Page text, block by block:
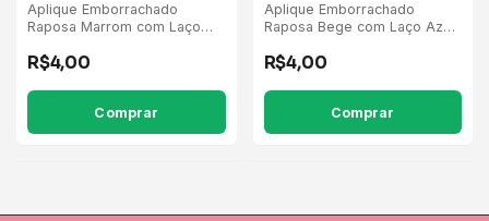
Aplique Emborrachado
Raposa Marrom com Laço
Unidades
R$4,00
Aplique Emborrachado
Raposa Bege com Laço Azul
Unidades
R$4,00